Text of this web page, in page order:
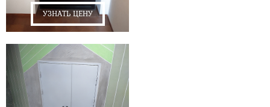
УЗНАТЬ ЦЕНУ